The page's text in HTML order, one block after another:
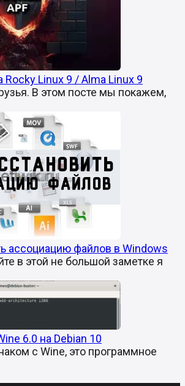
Rocky Linux 9 / Alma Linux 9
В этом посте мы покажем,
ассоциацию файлов в Windows
в этой не большой заметке я
6.0 на Debian 10
с Wine, это программное